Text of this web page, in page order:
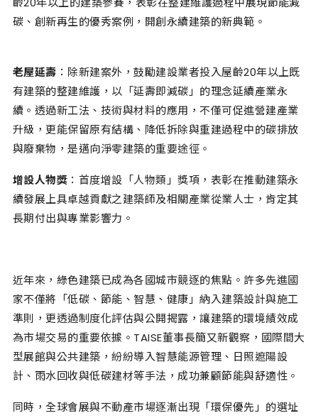
碳、創新再生的優秀案例，開創永續建築的新典範。
老屋延壽 ：除新建案外，鼓勵建設業者投入屋齡20年以上既
有建築的整建維護，以「延壽即減碳」的理念延續產業永
續。透過新工法、技術與材料的應用，不僅可促進營建產業
升級，更能保留原有結構、降低拆除與重建過程中的碳排放
與廢棄物，是邁向淨零建築的重要途徑。
增設人物獎 ：首度增設「人物類」獎項，表彰在推動建築永
續發展上具卓越貢獻之建築師及相關產業從業人士，肯定其
長期付出與專業影響力。
近年來，綠色建築已成為各國城市競逐的焦點。許多先進國
家不僅將「低碳、節能、智慧、健康」納入建築設計與施工
準則，更透過制度化評估與公開揭露，讓建築的環境績效成
為市場交易的重要依據。TAISE董事長簡又新觀察，國際間大
型展館與公共建築，紛紛導入智慧能源管理、日照遮陽設
計、雨水回收與低碳建材等手法，成功兼顧節能與舒適性。
同時，全球會展與不動產市場逐漸出現「環保優先」的選址